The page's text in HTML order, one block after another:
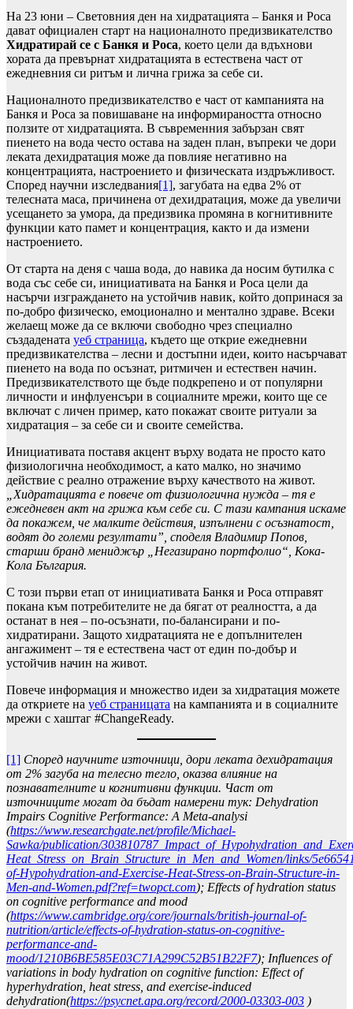
На 23 юни – Световния ден на хидратацията – Банкя и Роса
дават официален старт на националното предизвикателство
Хидратирай се с Банкя и Роса, което цели да вдъхнови
хората да превърнат хидратацията в естествена част от
ежедневния си ритъм и лична грижа за себе си.
Националното предизвикателство е част от кампанията на
Банкя и Роса за повишаване на информираността относно
ползите от хидратацията. В съвременния забързан свят
пиенето на вода често остава на заден план, въпреки че дори
леката дехидратация може да повлияе негативно на
концентрацията, настроението и физическата издръжливост.
Според научни изследвания[1], загубата на едва 2% от
телесната маса, причинена от дехидратация, може да увеличи
усещането за умора, да предизвика промяна в когнитивните
функции като памет и концентрация, както и да измени
настроението.
От старта на деня с чаша вода, до навика да носим бутилка с
вода със себе си, инициативата на Банкя и Роса цели да
насърчи изграждането на устойчив навик, който допринася за
по-добро физическо, емоционално и ментално здраве. Всеки
желаещ може да се включи свободно чрез специално
създадената уеб страница, където ще открие ежедневни
предизвикателства – лесни и достъпни идеи, които насърчават
пиенето на вода по осъзнат, ритмичен и естествен начин.
Предизвикателството ще бъде подкрепено и от популярни
личности и инфлуенсъри в социалните мрежи, които ще се
включат с личен пример, като покажат своите ритуали за
хидратация – за себе си и своите семейства.
Инициативата поставя акцент върху водата не просто като
физиологична необходимост, а като малко, но значимо
действие с реално отражение върху качеството на живот.
„Хидратацията е повече от физиологична нужда – тя е
ежедневен акт на грижа към себе си. С тази кампания искаме
да покажем, че малките действия, изпълнени с осъзнатост,
водят до големи резултати”, споделя Владимир Попов,
старши бранд мениджър „Негазирано портфолио“, Кока-
Кола България.
С този първи етап от инициативата Банкя и Роса отправят
покана към потребителите не да бягат от реалността, а да
останат в нея – по-осъзнати, по-балансирани и по-
хидратирани. Защото хидратацията не е допълнителен
ангажимент – тя е естествена част от един по-добър и
устойчив начин на живот.
Повече информация и множество идеи за хидратация можете
да откриете на уеб страницата на кампанията и в социалните
мрежи с хаштаг #ChangeReady.
[1] Според научните източници, дори леката дехидратация
от 2% загуба на телесно тегло, оказва влияние на
познавателните и когнитивни функции. Част от
източниците могат да бъдат намерени тук: Dehydration
Impairs Cognitive Performance: A Meta-analysi
(https://www.researchgate.net/profile/Michael-
Sawka/publication/
Heat_Stress_on_Brain_Structure_in_Men_and_Women/links/
of-Hypohydration-and-Exercise-Heat-Stress-on-Brain-Structure-in-
Men-and-Women.pdf?ref=twopct.com); Effects of hydration status
on cognitive performance and mood
(https://www.cambridge.org/core/journals/british-journal-of-
nutrition/article/effects-of-hydration-status-on-cognitive-
performance-and-
mood/1210B6BE585E03C71A299C52B51B22F7); Influences of
variations in body hydration on cognitive function: Effect of
hyperhydration, heat stress, and exercise-induced
dehydration(https://psycnet.apa.org/record/2000-03303-003 )